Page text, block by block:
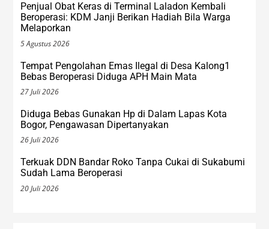
Penjual Obat Keras di Terminal Laladon Kembali
Beroperasi: KDM Janji Berikan Hadiah Bila Warga
Melaporkan
5 Agustus 2026
Tempat Pengolahan Emas Ilegal di Desa Kalong1
Bebas Beroperasi Diduga APH Main Mata
27 Juli 2026
Diduga Bebas Gunakan Hp di Dalam Lapas Kota
Bogor, Pengawasan Dipertanyakan
26 Juli 2026
Terkuak DDN Bandar Roko Tanpa Cukai di Sukabumi
Sudah Lama Beroperasi
20 Juli 2026